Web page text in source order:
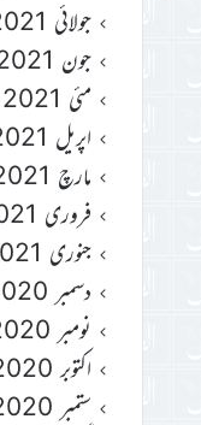
جولائی 2021
جون 2021
مئی 2021
اپریل 2021
مارچ 2021
فروری 2021
جنوری 2021
دسمبر 2020
نومبر 2020
اکتوبر 2020
ستمبر 2020